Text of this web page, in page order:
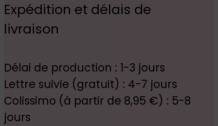
Expédition et délais de
livraison
Délai de production : 1-3 jours
Lettre suivie (gratuit) : 4-7 jours
Colissimo (à partir de 8,95 €) : 5-8
jours